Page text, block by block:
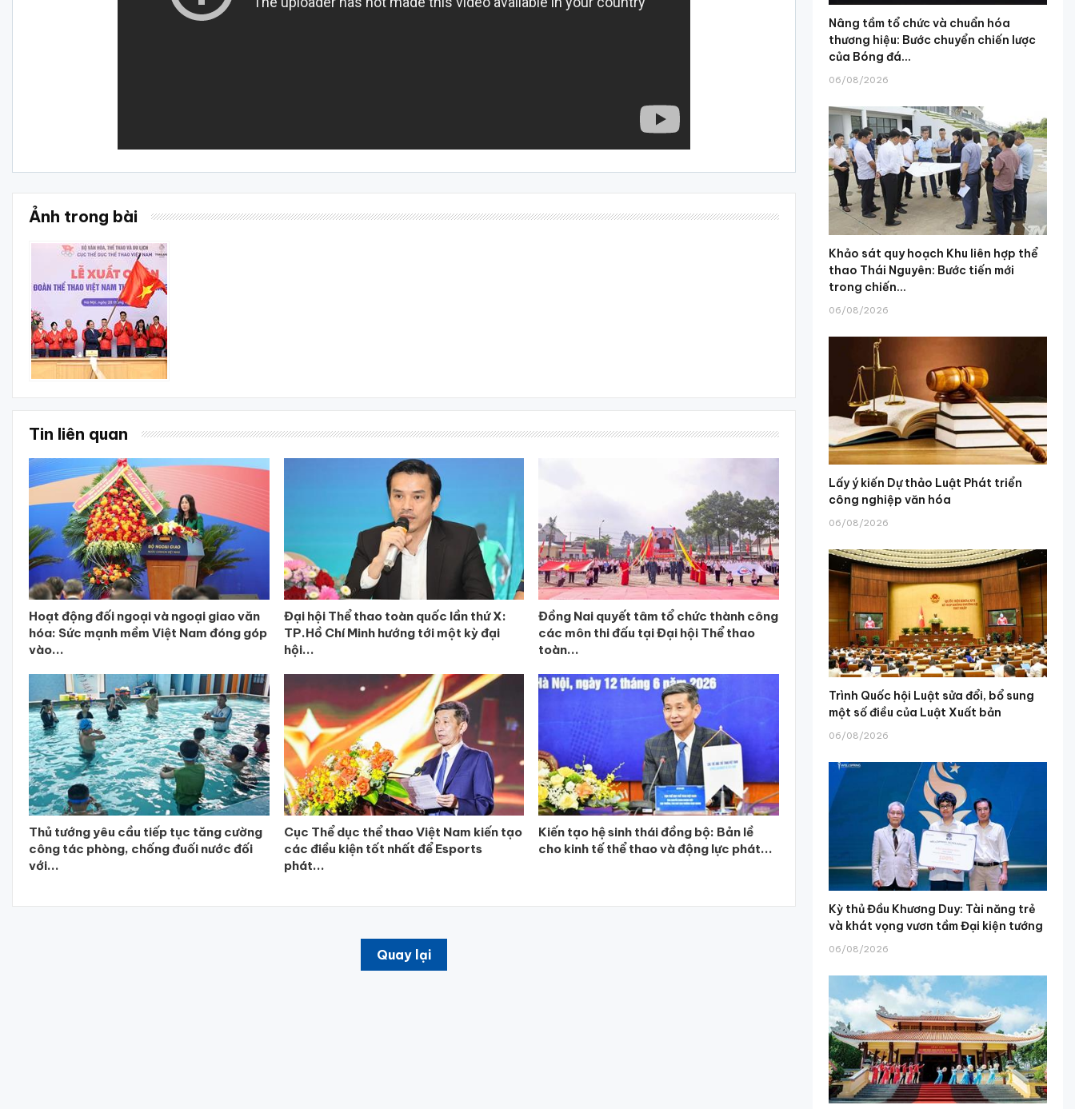
Ảnh trong bài
Tin liên quan
Hoạt động đối ngoại và ngoại giao văn
hóa: Sức mạnh mềm Việt Nam đóng góp
vào...
Đại hội Thể thao toàn quốc lần thứ X:
TP.Hồ Chí Minh hướng tới một kỳ đại
hội...
Đồng Nai quyết tâm tổ chức thành công
các môn thi đấu tại Đại hội Thể thao
toàn...
Thủ tướng yêu cầu tiếp tục tăng cường
công tác phòng, chống đuối nước đối
với...
Cục Thể dục thể thao Việt Nam kiến tạo
các điều kiện tốt nhất để Esports
phát...
Kiến tạo hệ sinh thái đồng bộ: Bản lề
cho kinh tế thể thao và động lực phát...
Quay lại
Nâng tầm tổ chức và chuẩn hóa
thương hiệu: Bước chuyển chiến lược
của Bóng đá...
06/08/2026
Khảo sát quy hoạch Khu liên hợp thể
thao Thái Nguyên: Bước tiến mới
trong chiến...
06/08/2026
Lấy ý kiến Dự thảo Luật Phát triển
công nghiệp văn hóa
06/08/2026
Trình Quốc hội Luật sửa đổi, bổ sung
một số điều của Luật Xuất bản
06/08/2026
Kỳ thủ Đầu Khương Duy: Tài năng trẻ
và khát vọng vươn tầm Đại kiện tướng
06/08/2026